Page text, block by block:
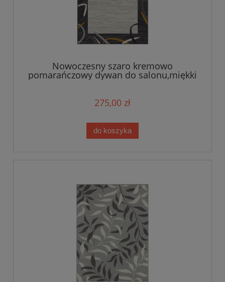
Nowoczesny szaro kremowo
pomarańczowy dywan do salonu,miękki
włos Tapeso 160x220
275,00 zł
do koszyka